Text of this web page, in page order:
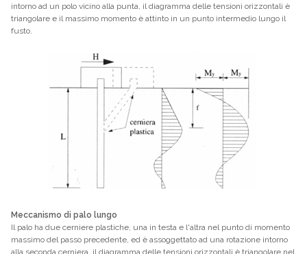
intorno ad un polo vicino alla punta, il diagramma delle tensioni orizzontali è
triangolare e il massimo momento è attinto in un punto intermedio lungo il
fusto.
Meccanismo di palo lungo
Il palo ha due cerniere plastiche, una in testa e l'altra nel punto di momento
massimo del passo precedente, ed è assoggettato ad una rotazione intorno
alla seconda cerniera, il diagramma delle tensioni orizzontali è triangolare nel